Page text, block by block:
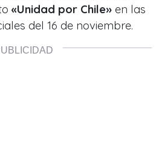
«Unidad por Chile» en las
del 16 de noviembre.